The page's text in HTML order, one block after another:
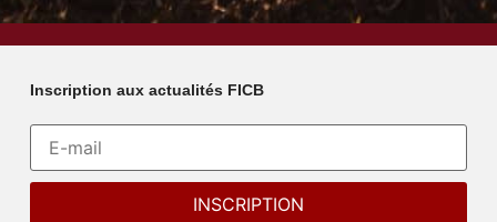
Inscription aux actualités FICB